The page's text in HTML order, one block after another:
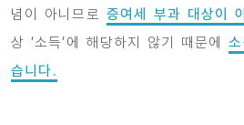
념이 아니므로 증여세 부과 대상이
상 ‘소득’에 해당하지 않기 때문에
습니다.